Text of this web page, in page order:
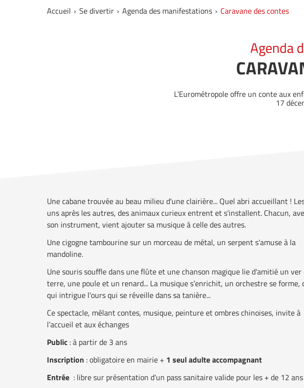
Accueil Se divertir Agenda des manifestations Caravane des contes
Agenda
L'Eurométropole offre un conte aux
17
Une cabane trouvée au beau milieu d'une clairière... Quel abri accueillant !
uns après les autres, des animaux curieux entrent et s'installent. Chacun,
son instrument, vient ajouter sa musique à celle des autres.
Une cigogne tambourine sur un morceau de métal, un serpent s'amuse à la
mandoline.
Une souris souffle dans une flûte et une chanson magique lie d'amitié un ver
terre, une poule et un renard... La musique s’enrichit, un orchestre se forme,
qui intrigue l'ours qui se réveille dans sa tanière...
Ce spectacle, mêlant contes, musique, peinture et ombres chinoises, invite à
l’accueil et aux échanges
Public : à partir de 3 ans
Inscription : obligatoire en mairie + 1 seul adulte accompagnant
Entrée : libre sur présentation d'un pass sanitaire valide pour les + de 12 ans